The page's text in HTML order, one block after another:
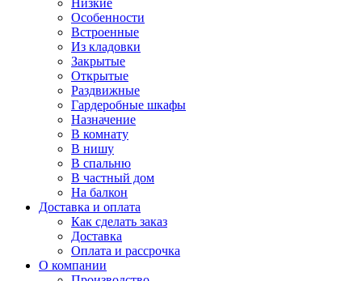
Низкие
Особенности
Встроенные
Из кладовки
Закрытые
Открытые
Раздвижные
Гардеробные шкафы
Назначение
В комнату
В нишу
В спальню
В частный дом
На балкон
Доставка и оплата
Как сделать заказ
Доставка
Оплата и рассрочка
О компании